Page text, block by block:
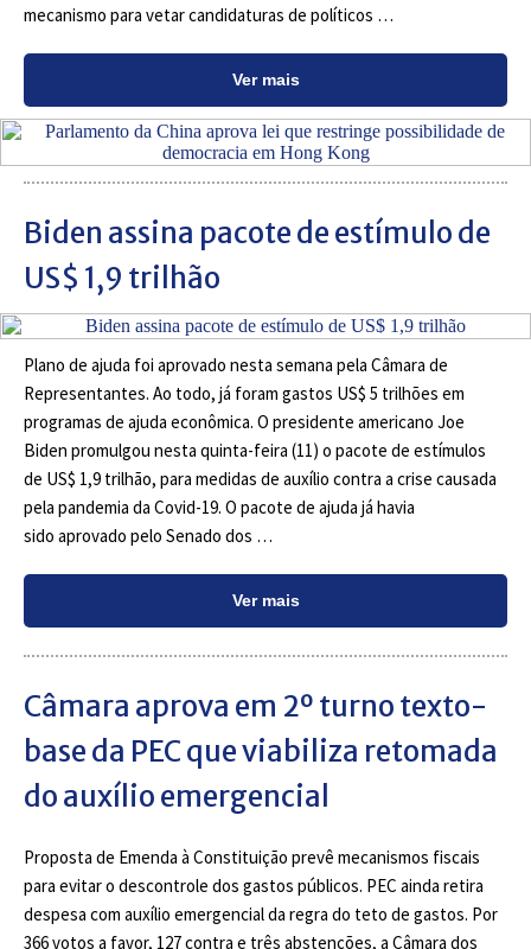
mecanismo para vetar candidaturas de políticos …
Ver mais
Biden assina pacote de estímulo de
US$ 1,9 trilhão
Plano de ajuda foi aprovado nesta semana pela Câmara de
Representantes. Ao todo, já foram gastos US$ 5 trilhões em
programas de ajuda econômica. O presidente americano Joe
Biden promulgou nesta quinta-feira (11) o pacote de estímulos
de US$ 1,9 trilhão, para medidas de auxílio contra a crise causada
pela pandemia da Covid-19. O pacote de ajuda já havia
sido aprovado pelo Senado dos …
Ver mais
Câmara aprova em 2º turno texto-
base da PEC que viabiliza retomada
do auxílio emergencial
Proposta de Emenda à Constituição prevê mecanismos fiscais
para evitar o descontrole dos gastos públicos. PEC ainda retira
despesa com auxílio emergencial da regra do teto de gastos. Por
366 votos a favor, 127 contra e três abstenções, a Câmara dos